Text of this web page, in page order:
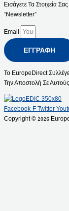
Εισάγετε Τα Στοιχεία
“Newsletter”
Email
ΕΓΓΡΑΦΉ
Το EuropeDirect
Την Αποστολή Σε
Facebook-F Twitter
Copyright © 2026